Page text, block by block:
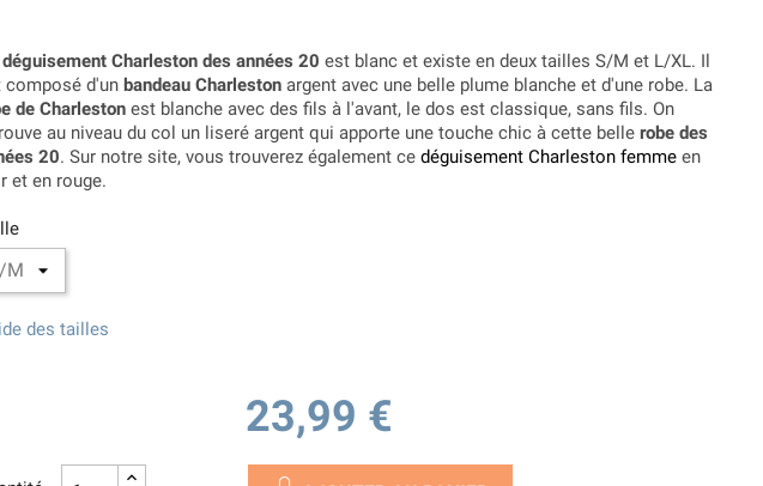
déguisement Charleston des années 20 est blanc et existe en deux tailles S/M et L/XL. Il
composé d'un bandeau Charleston argent avec une belle plume blanche et d'une robe. La
de Charleston est blanche avec des fils à l'avant, le dos est classique, sans fils. On
au niveau du col un liseré argent qui apporte une touche chic à cette belle robe des
20. Sur notre site, vous trouverez également ce déguisement Charleston femme en
et en rouge.
des tailles
23,99 €